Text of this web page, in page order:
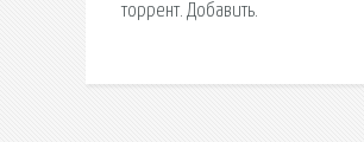
торрент. Добавить.